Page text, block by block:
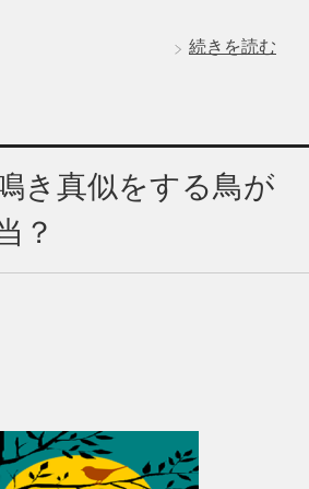
続きを読む
き真似をする鳥が
？